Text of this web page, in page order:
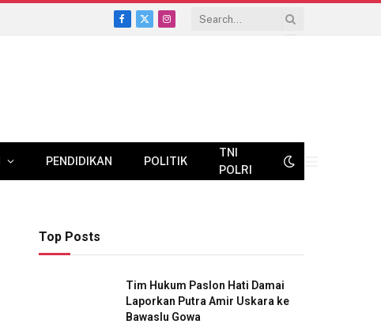
Facebook
X
Instagram
PENDIDIKAN POLITIK
TNI
POLRI
Top Posts
Tim Hukum Paslon Hati Damai
Laporkan Putra Amir Uskara ke
Bawaslu Gowa